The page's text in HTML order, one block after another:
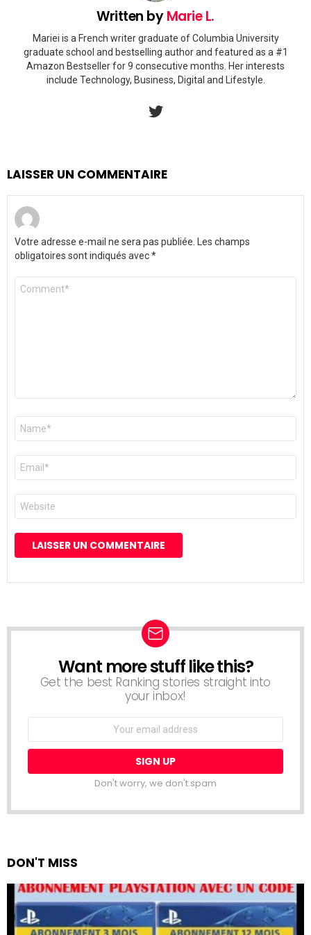
Written byMarie L.
Mariei is a French writer graduate of Columbia University
graduate school and bestselling author and featured as a #1
Amazon Bestseller for 9 consecutive months. Her interests
include Technology, Business, Digital and Lifestyle.
LAISSER UN COMMENTAIRE
Votre adresse e-mail ne sera pas publiée. Les champs
obligatoires sont indiqués avec*
Commentaire
Nom
E-
mail
*
Site
web
NEWSLETTER
Want more stuff like this?
Get the best Ranking stories straight into
your inbox!
Email
Don't worry, we don't spam
DON'T MISS